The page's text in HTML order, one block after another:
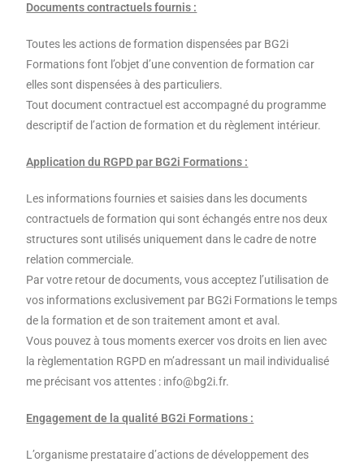
Documents contractuels fournis :
Toutes les actions de formation dispensées par BG2i
Formations font l’objet d’une convention de formation car
elles sont dispensées à des particuliers.
Tout document contractuel est accompagné du programme
descriptif de l’action de formation et du règlement intérieur.
Application du RGPD par BG2i Formations :
Les informations fournies et saisies dans les documents
contractuels de formation qui sont échangés entre nos deux
structures sont utilisés uniquement dans le cadre de notre
relation commerciale.
Par votre retour de documents, vous acceptez l’utilisation de
vos informations exclusivement par BG2i Formations le temps
de la formation et de son traitement amont et aval.
Vous pouvez à tous moments exercer vos droits en lien avec
la règlementation RGPD en m’adressant un mail individualisé
me précisant vos attentes : info@bg2i.fr.
Engagement de la qualité BG2i Formations :
L’organisme prestataire d’actions de développement des